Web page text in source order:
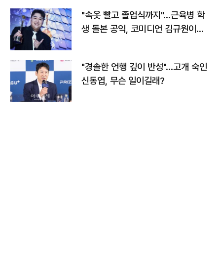
"속옷 빨고 졸업식까지"…근육병 학
생 돌본 공익, 코미디언 김규원이었
"경솔한 언행 깊이 반성"…고개 숙인
신동엽, 무슨 일이길래?